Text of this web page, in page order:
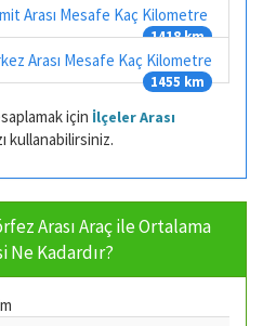
Arası Mesafe Kaç Kilometre
1418 km
Arası Mesafe Kaç Kilometre
1455 km
için İlçeler Arası
kullanabilirsiniz.
Arası Araç ile Ortalama
Ne Kadardır?